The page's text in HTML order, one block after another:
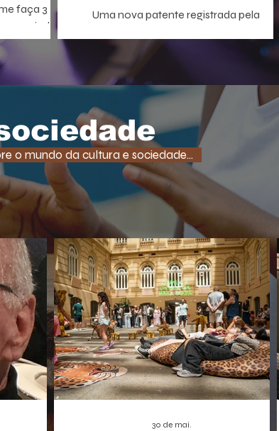
faça 3
Uma nova patente registrada pela
causando um rebuliço no mundo dos
games. A empresa conseguiu o registro de
uma mecânica de invocação de
personagens secundários durante o jogo,
uma função super comum em RPGs e
jogos de ação. A medida, que pode afetar o
desenvolvimento de centenas de futuros
títulos, é vista como um risco,
especialmente para os estúdios
independentes.
o mundo da cultura e sociedade...
30 de mai.